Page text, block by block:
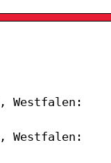
Westfalen:
Westfalen: